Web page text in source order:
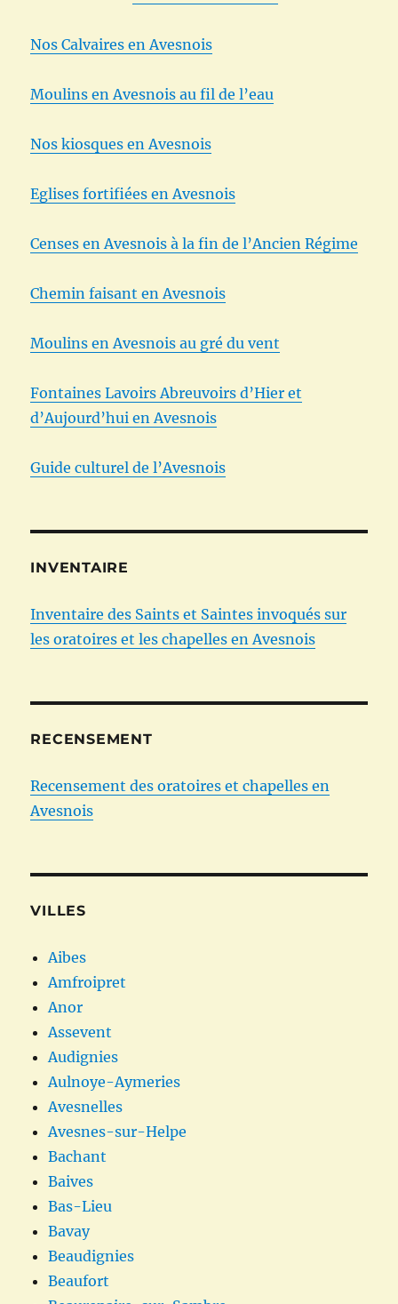
Nos Calvaires en Avesnois
Moulins en Avesnois au fil de l’eau
Nos kiosques en Avesnois
Eglises fortifiées en Avesnois
Censes en Avesnois à la fin de l’Ancien Régime
Chemin faisant en Avesnois
Moulins en Avesnois au gré du vent
Fontaines Lavoirs Abreuvoirs d’Hier et
d’Aujourd’hui en Avesnois
Guide culturel de l’Avesnois
INVENTAIRE
Inventaire des Saints et Saintes invoqués sur
les oratoires et les chapelles en Avesnois
RECENSEMENT
Recensement des oratoires et chapelles en
Avesnois
VILLES
Aibes
Amfroipret
Anor
Assevent
Audignies
Aulnoye-Aymeries
Avesnelles
Avesnes-sur-Helpe
Bachant
Baives
Bas-Lieu
Bavay
Beaudignies
Beaufort